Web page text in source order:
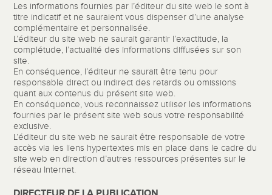
Les informations fournies par l’éditeur du site web le sont à
titre indicatif et ne sauraient vous dispenser d’une analyse
complémentaire et personnalisée.
L’éditeur du site web ne saurait garantir l’exactitude, la
complétude, l’actualité des informations diffusées sur son
site.
En conséquence, l’éditeur ne saurait être tenu pour
responsable direct ou indirect des retards ou omissions
quant aux contenus du présent site web.
En conséquence, vous reconnaissez utiliser les informations
fournies par le présent site web sous votre responsabilité
exclusive.
L’éditeur du site web ne saurait être responsable de votre
accès via les liens hypertextes mis en place dans le cadre du
site web en direction d’autres ressources présentes sur le
réseau Internet.